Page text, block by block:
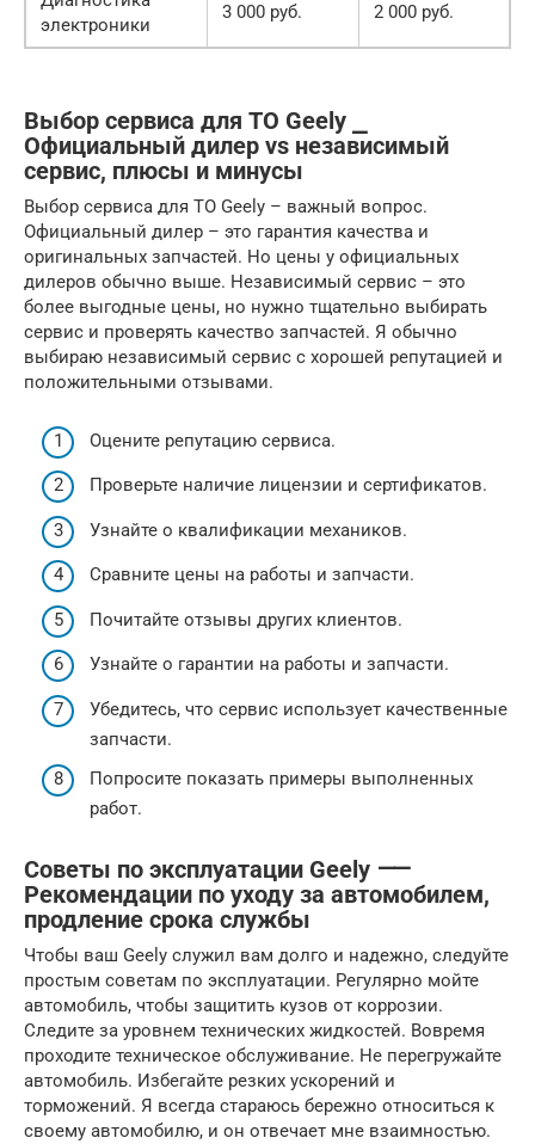
электроники
3 000 руб. 2 000 руб.
Выбор сервиса для ТО Geely ⎯
Официальный дилер vs независимый
сервис, плюсы и минусы
Выбор сервиса для ТО Geely – важный вопрос.
Официальный дилер – это гарантия качества и
оригинальных запчастей. Но цены у официальных
дилеров обычно выше. Независимый сервис – это
более выгодные цены, но нужно тщательно выбирать
сервис и проверять качество запчастей. Я обычно
выбираю независимый сервис с хорошей репутацией и
положительными отзывами.
Оцените репутацию сервиса.
Проверьте наличие лицензии и сертификатов.
Узнайте о квалификации механиков.
Сравните цены на работы и запчасти.
Почитайте отзывы других клиентов.
Узнайте о гарантии на работы и запчасти.
Убедитесь, что сервис использует качественные
запчасти.
Попросите показать примеры выполненных
работ.
Советы по эксплуатации Geely ⸺
Рекомендации по уходу за автомобилем,
продление срока службы
Чтобы ваш Geely служил вам долго и надежно, следуйте
простым советам по эксплуатации. Регулярно мойте
автомобиль, чтобы защитить кузов от коррозии.
Следите за уровнем технических жидкостей. Вовремя
проходите техническое обслуживание. Не перегружайте
автомобиль. Избегайте резких ускорений и
торможений. Я всегда стараюсь бережно относиться к
своему автомобилю, и он отвечает мне взаимностью.